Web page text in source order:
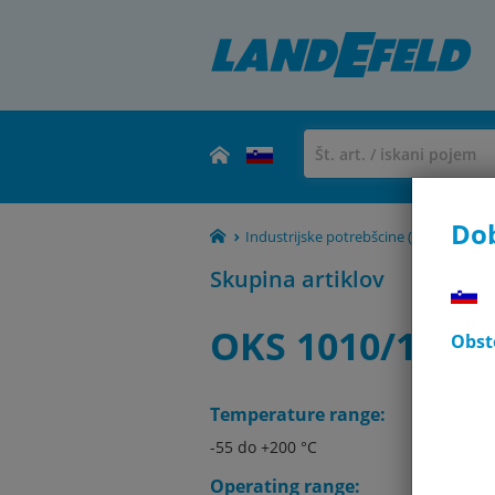
Industrijske potrebšcine (tesnila,
Skupina artiklov
OKS 1010/
Temperature range:
-55 do +200 °C
Operating range: